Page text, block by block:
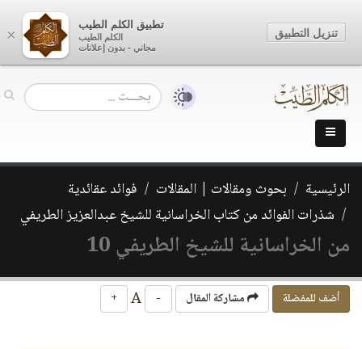
الرئيسية بحوث ومقالات | المقالات
فوائد عقائدية
شذرات الفوائد من كتاب الخراسانية للشيخ عبدالعزيز الطريفي
من الخراسانية للشيخ الطريفي 10
أضف للمفضلة مشاركة المقال -
+
×
تطبيق الكلم الطيب
الكلم الطيب
مجاني - بدون إعلانات
تنزيل التطبيق